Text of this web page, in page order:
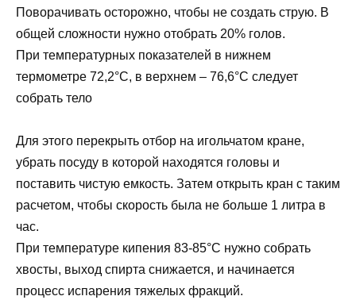
Поворачивать осторожно, чтобы не создать струю. В
общей сложности нужно отобрать 20% голов.
При температурных показателей в нижнем
термометре 72,2°С, в верхнем – 76,6°С следует
собрать тело
Для этого перекрыть отбор на игольчатом кране,
убрать посуду в которой находятся головы и
поставить чистую емкость. Затем открыть кран с таким
расчетом, чтобы скорость была не больше 1 литра в
час.
При температуре кипения 83-85°С нужно собрать
хвосты, выход спирта снижается, и начинается
процесс испарения тяжелых фракций.